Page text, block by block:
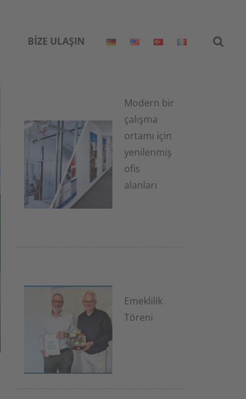
BIZE ULAŞIN
Modern bir
çalışma
ortamı için
yenilenmiş
ofis
alanları
Emeklilik
Töreni